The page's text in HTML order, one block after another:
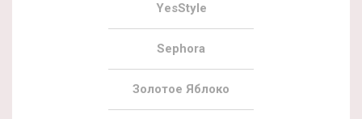
YesStyle
Sephora
Золотое Яблоко